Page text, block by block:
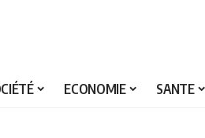
ECONOMIE SANTE